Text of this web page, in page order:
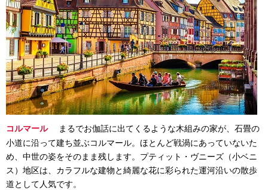
コルマール
まるでお伽話に出てくるような木組みの家が、石畳の
小道に沿って建ち並ぶコルマール。ほとんど戦渦にあっていないた
め、中世の姿をそのまま残します。プティット・ヴニーズ（小ベニ
ス）地区は、カラフルな建物と綺麗な花に彩られた運河沿いの散歩
道として人気です。